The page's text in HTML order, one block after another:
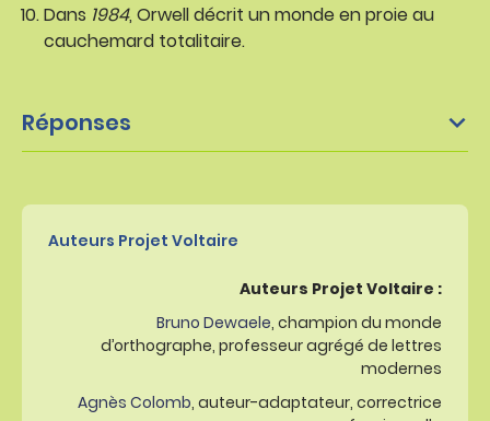
Dans 1984, Orwell décrit un monde en proie au
cauchemard totalitaire.
Réponses
Auteurs Projet Voltaire
Auteurs Projet Voltaire :
Bruno Dewaele, champion du monde
d’orthographe, professeur agrégé de lettres
modernes
Agnès Colomb, auteur-adaptateur, correctrice